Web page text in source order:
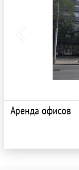
Аренда офисов